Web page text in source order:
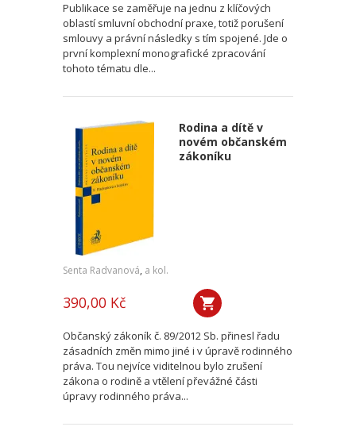
Publikace se zaměřuje na jednu z klíčových
oblastí smluvní obchodní praxe, totiž porušení
smlouvy a právní následky s tím spojené. Jde o
první komplexní monografické zpracování
tohoto tématu dle...
Rodina a dítě v
novém občanském
zákoníku
Senta Radvanová, a kol.
390,00 Kč
Občanský zákoník č. 89/2012 Sb. přinesl řadu
zásadních změn mimo jiné i v úpravě rodinného
práva. Tou nejvíce viditelnou bylo zrušení
zákona o rodině a vtělení převážné části
úpravy rodinného práva...